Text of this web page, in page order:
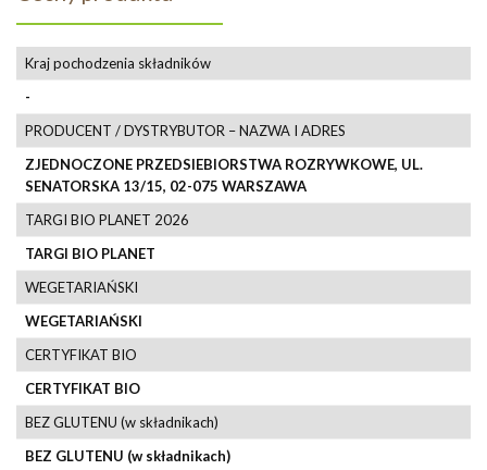
Kraj pochodzenia składników
-
PRODUCENT / DYSTRYBUTOR – NAZWA I ADRES
ZJEDNOCZONE PRZEDSIEBIORSTWA ROZRYWKOWE, UL.
SENATORSKA 13/15, 02-075 WARSZAWA
TARGI BIO PLANET 2026
TARGI BIO PLANET
WEGETARIAŃSKI
WEGETARIAŃSKI
CERTYFIKAT BIO
CERTYFIKAT BIO
BEZ GLUTENU (w składnikach)
BEZ GLUTENU (w składnikach)